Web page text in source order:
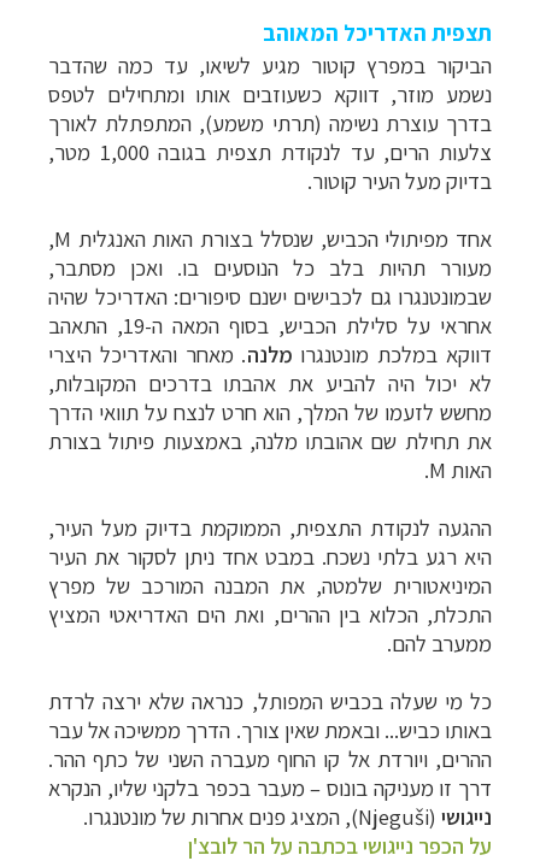
תצפית האדריכל המאוהב
הביקור במפרץ קוטור מגיע לשיאו, עד כמה שהדבר
נשמע מוזר, דווקא כשעוזבים אותו ומתחילים לטפס
בדרך עוצרת נשימה (תרתי משמע), המתפתלת לאורך
צלעות הרים, עד לנקודת תצפית בגובה 1,000 מטר,
בדיוק מעל העיר קוטור.
אחד מפיתולי הכביש, שנסלל בצורת האות האנגלית M
,
מעורר תהיות בלב כל הנוסעים בו. ואכן מסתבר,
שבמונטנגרו גם לכבישים ישנם סיפורים: האדריכל שהיה
אחראי על סלילת הכביש, בסוף המאה ה-19, התאהב
דווקא במלכת מונטנגרו מלנה. מאחר והאדריכל היצרי
לא יכול היה להביע את אהבתו בדרכים המקובלות,
מחשש לזעמו של המלך, הוא חרט לנצח על תוואי הדרך
את תחילת שם אהובתו מלנה, באמצעות פיתול בצורת
האות M
.
ההגעה לנקודת התצפית, הממוקמת בדיוק מעל העיר,
היא רגע בלתי נשכח. במבט אחד ניתן לסקור את העיר
המיניאטורית שלמטה, את המבנה המורכב של מפרץ
התכלת, הכלוא בין ההרים, ואת הים האדריאטי המציץ
ממערב להם.
כל מי שעלה בכביש המפותל, כנראה שלא ירצה לרדת
באותו כביש... ובאמת שאין צורך. הדרך ממשיכה אל עבר
ההרים, ויורדת אל קו החוף מעברה השני של כתף ההר.
דרך זו מעניקה בונוס –מעבר בכפר בלקני שליו, הנקרא
נייגושי (
Njeguši), המציג פנים אחרות של מונטנגרו.
על הכפר נייגושי בכתבה על הר לובצ'ן